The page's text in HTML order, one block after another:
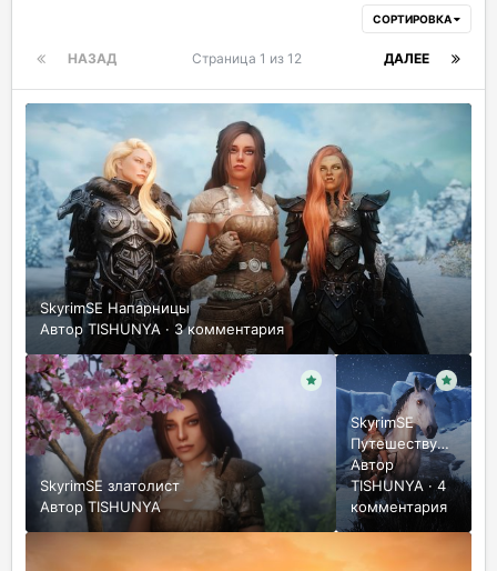
СОРТИРОВКА
НАЗАД ДАЛЕЕ
Страница 1 из 12
SkyrimSE Напарницы
АвторTISHUNYA · 3 комментария
SkyrimSE златолист
АвторTISHUNYA
SkyrimSE
Путешествуем
по горам по
полям...
Автор
TISHUNYA · 4
комментария